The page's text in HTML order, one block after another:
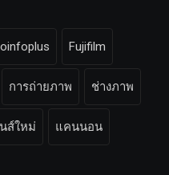
Fujifilm
การถ่ายภาพ ช่างภาพ
ส์ใหม่ แคนนอน